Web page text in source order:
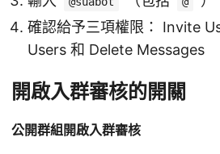
確認給予三項權限： Invite
Users 和 Delete Messages
開啟入群審核的開關
公開群組開啟入群審核